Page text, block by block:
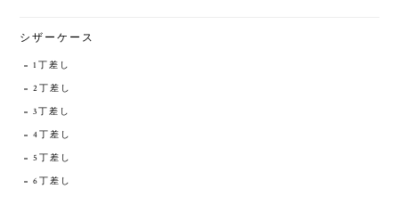
シザーケース
1丁差し
2丁差し
3丁差し
4丁差し
5丁差し
6丁差し